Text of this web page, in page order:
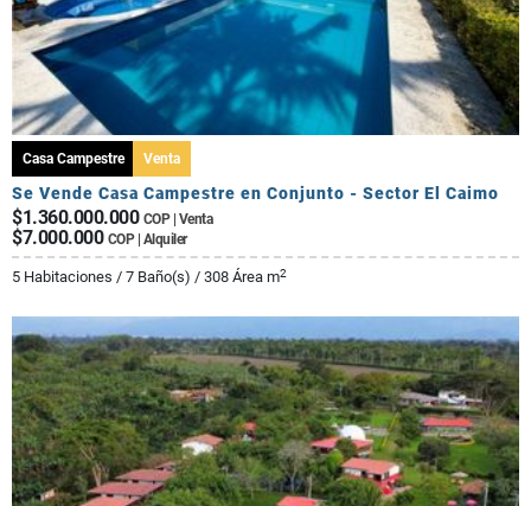
Casa Campestre Venta
Se Vende Casa Campestre en Conjunto - Sector El Caimo
$1.360.000.000 COP | Venta
$7.000.000 COP | Alquiler
5 Habitaciones / 7 Baño(s) / 308 Área m2